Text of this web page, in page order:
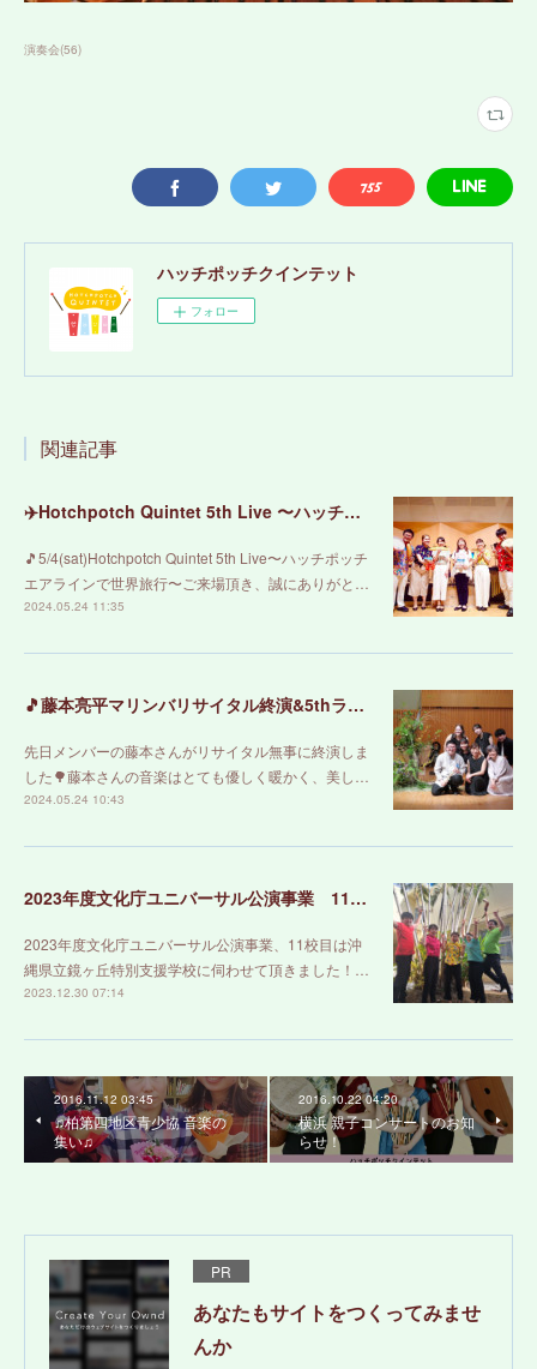
演奏会(56)
ハッチポッチクインテット
フォロー
関連記事
✈️Hotchpotch Quintet 5th Live 〜ハッチポッチエアラインで世界旅行〜 ご来場ありがとうございました！
🎵5/4(sat)Hotchpotch Quintet 5th Live〜ハッチポッチ
エアラインで世界旅行〜ご来場頂き、誠にありがと…
2024.05.24 11:35
🎵藤本亮平マリンバリサイタル終演&5thライブのお知らせ🎵
先日メンバーの藤本さんがリサイタル無事に終演しま
した🌳藤本さんの音楽はとても優しく暖かく、美し…
2024.05.24 10:43
2023年度文化庁ユニバーサル公演事業 11、沖縄県立鏡ヶ丘特別支援学校
2023年度文化庁ユニバーサル公演事業、11校目は沖
縄県立鏡ヶ丘特別支援学校に伺わせて頂きました！…
2023.12.30 07:14
2016.11.12 03:45
♫柏第四地区青少協 音楽の
集い♫
2016.10.22 04:20
横浜 親子コンサートのお知
らせ！
PR
あなたもサイトをつくってみませ
んか